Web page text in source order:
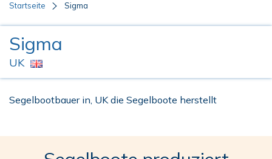
Startseite Sigma
Sigma
UK
Segelbootbauer in, UK die Segelboote herstellt